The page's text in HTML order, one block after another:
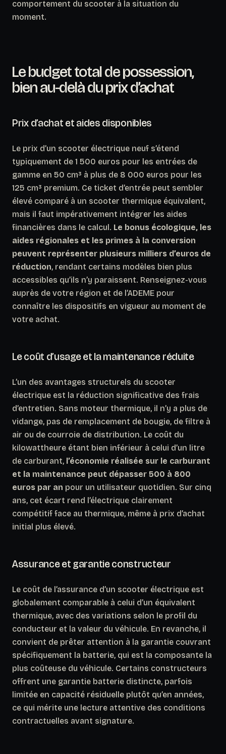
comportement du scooter à la situation du
moment.
Le budget total de possession,
bien au-delà du prix d’achat
Prix d’achat et aides disponibles
Le prix d’un scooter électrique neuf s’étend
typiquement de 1 500 euros pour les entrées de
gamme en 50 cm³ à plus de 8 000 euros pour les
125 cm³ premium. Ce ticket d’entrée peut sembler
élevé comparé à un scooter thermique équivalent,
mais il faut impérativement intégrer les aides
financières dans le calcul. Le bonus écologique, les
aides régionales et les primes à la conversion
peuvent représenter plusieurs milliers d’euros de
réduction, rendant certains modèles bien plus
accessibles qu’ils n’y paraissent. Renseignez-vous
auprès de votre région et de l’ADEME pour
connaître les dispositifs en vigueur au moment de
votre achat.
Le coût d’usage et la maintenance réduite
L’un des avantages structurels du scooter
électrique est la réduction significative des frais
d’entretien. Sans moteur thermique, il n’y a plus de
vidange, pas de remplacement de bougie, de filtre à
air ou de courroie de distribution. Le coût du
kilowattheure étant bien inférieur à celui d’un litre
de carburant, l’économie réalisée sur le carburant
et la maintenance peut dépasser 500 à 800
euros par an pour un utilisateur quotidien. Sur cinq
ans, cet écart rend l’électrique clairement
compétitif face au thermique, même à prix d’achat
initial plus élevé.
Assurance et garantie constructeur
Le coût de l’assurance d’un scooter électrique est
globalement comparable à celui d’un équivalent
thermique, avec des variations selon le profil du
conducteur et la valeur du véhicule. En revanche, il
convient de prêter attention à la garantie couvrant
spécifiquement la batterie, qui est la composante la
plus coûteuse du véhicule. Certains constructeurs
offrent une garantie batterie distincte, parfois
limitée en capacité résiduelle plutôt qu’en années,
ce qui mérite une lecture attentive des conditions
contractuelles avant signature.